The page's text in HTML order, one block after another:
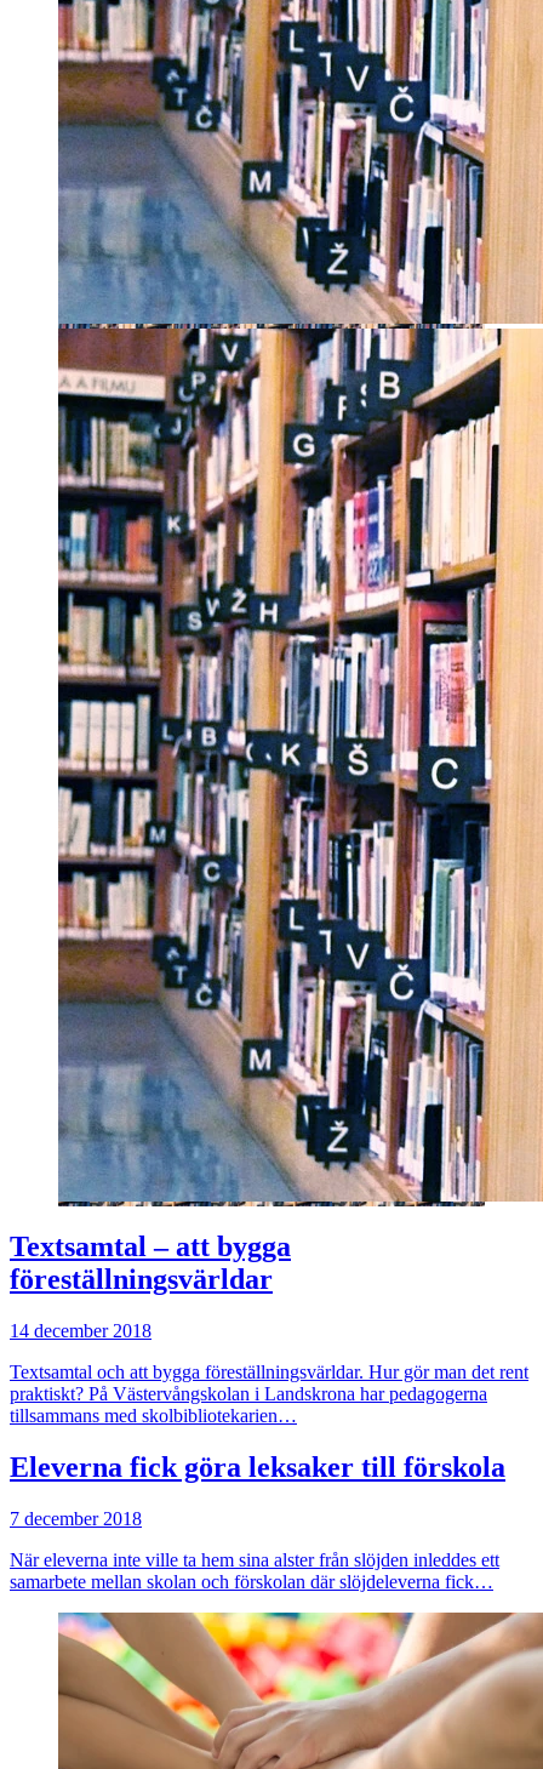
Textsamtal – att bygga
föreställningsvärldar
14 december 2018
Textsamtal och att bygga föreställningsvärldar. Hur gör man det rent
praktiskt? På Västervångskolan i Landskrona har pedagogerna
tillsammans med skolbibliotekarien…
Eleverna fick göra leksaker till förskola
7 december 2018
När eleverna inte ville ta hem sina alster från slöjden inleddes ett
samarbete mellan skolan och förskolan där slöjdeleverna fick…